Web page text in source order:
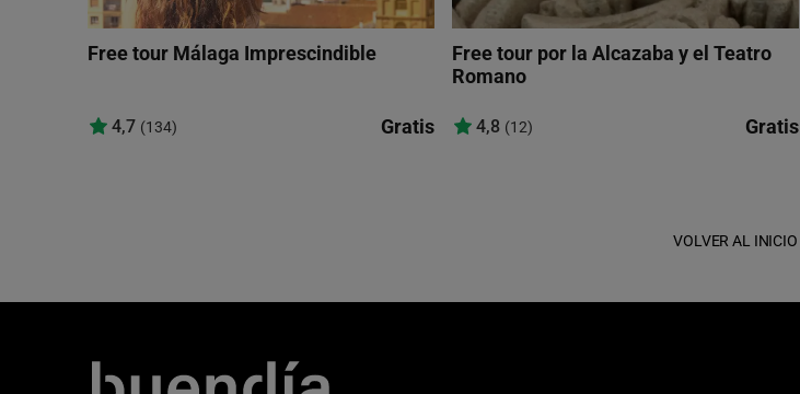
Free tour Málaga Imprescindible
4,7 (134) Gratis
Free tour por la Alcazaba y el Teatro
Romano
4,8 (12) Gratis
VOLVER AL INICIO